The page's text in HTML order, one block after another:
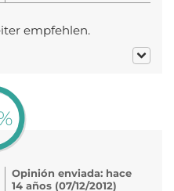
empfehlen.
Opinión enviada: hace
14 años (07/12/2012)